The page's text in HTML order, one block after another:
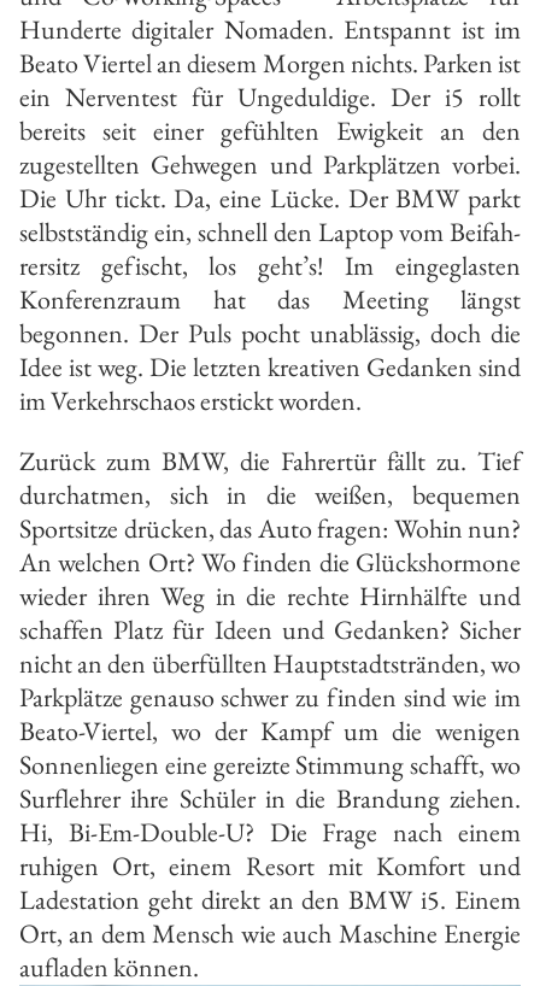
Hunderte digi­taler Nomaden. Entspannt ist im
Beato­ Viertel an diesem Mor­gen nichts. Parken ist
ein Nerventest für Ungedul­dige. Der i5 rollt
bereits seit einer gefühlten Ewigkeit an den
zugestellten Gehwegen und Parkplät­zen vorbei.
Die Uhr tickt. Da, eine Lücke. Der BMW parkt
selbstständig ein, schnell den Laptop vom Beifah­
rersitz gefischt, los geht’s! Im einge­glasten
Konferenzraum hat das Mee­ting längst
begonnen. Der Puls pocht unablässig, doch die
Idee ist weg. Die letzten kreativen Gedanken sind
im Verkehrschaos erstickt worden.
Zurück zum BMW, die Fahrertür fällt zu. Tief
durchatmen, sich in die wei­ßen, bequemen
Sportsitze drücken, das Auto fragen: Wohin nun?
An welchen Ort? Wo finden die Glückshormone
wieder ihren Weg in die rechte Hirn­hälfte und
schaffen Platz für Ideen und Gedanken? Sicher
nicht an den über­füllten Hauptstadtstränden, wo
Park­plätze genauso schwer zu finden sind wie im
Beato­-Viertel, wo der Kampf um die wenigen
Sonnenliegen eine gereizte Stimmung schafft, wo
Surflehrer ihre Schüler in die Brandung ziehen.
Hi, Bi­-Em­-Double-­U? Die Frage nach einem
ruhigen Ort, einem Re­sort mit Komfort und
Ladestation geht direkt an den BMW i5. Einem
Ort, an dem Mensch wie auch Maschi­ne Energie
aufladen können.